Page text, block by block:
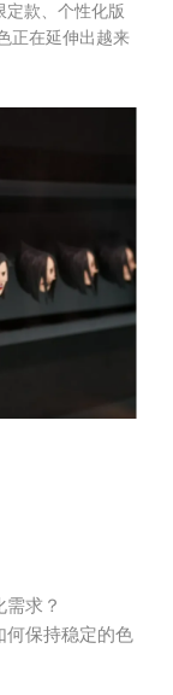
定款、个性化版
正在延伸出越来
求？
何保持稳定的色